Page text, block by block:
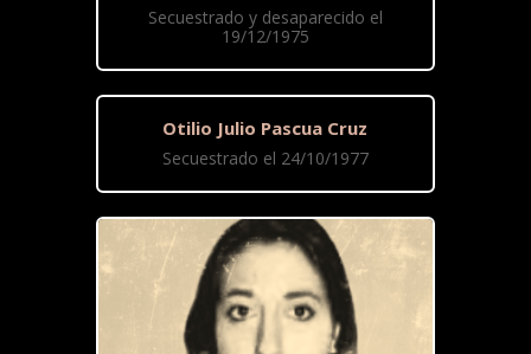
Secuestrado y desaparecido el
19/12/1975
Otilio Julio Pascua Cruz
Secuestrado el 24/10/1977